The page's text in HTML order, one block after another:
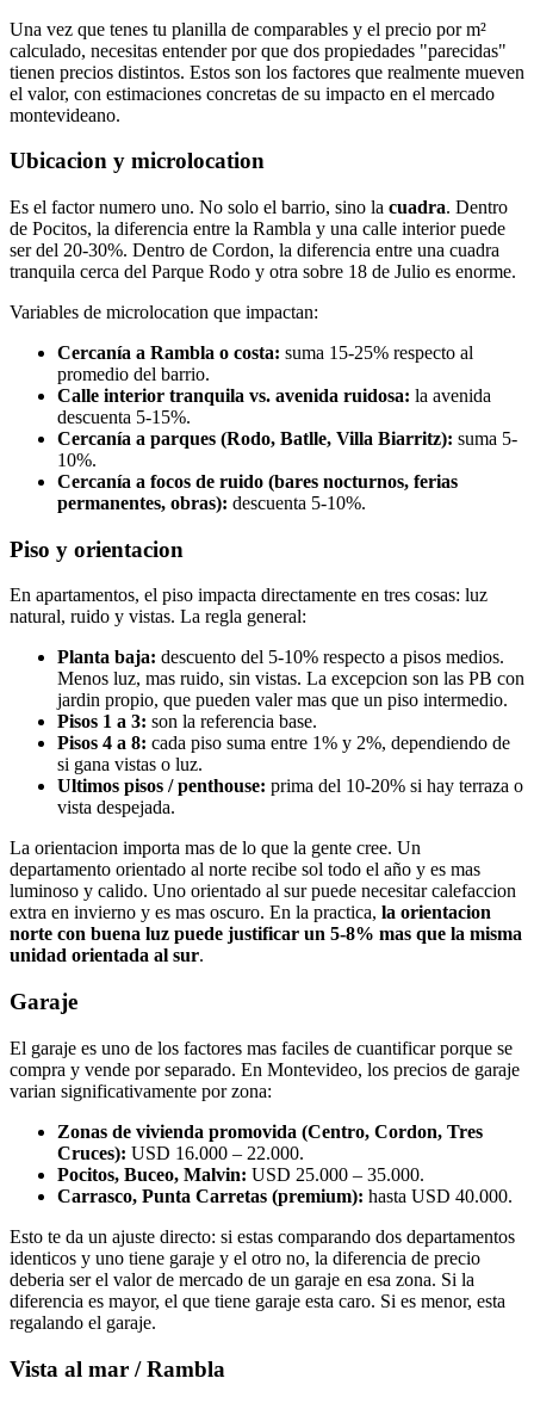
Una vez que tenes tu planilla de comparables y el precio por m²
calculado, necesitas entender por que dos propiedades "parecidas"
tienen precios distintos. Estos son los factores que realmente mueven
el valor, con estimaciones concretas de su impacto en el mercado
montevideano.
Ubicacion y microlocation
Es el factor numero uno. No solo el barrio, sino la cuadra. Dentro
de Pocitos, la diferencia entre la Rambla y una calle interior puede
ser del 20-30%. Dentro de Cordon, la diferencia entre una cuadra
tranquila cerca del Parque Rodo y otra sobre 18 de Julio es enorme.
Variables de microlocation que impactan:
Cercanía a Rambla o costa: suma 15-25% respecto al
promedio del barrio.
Calle interior tranquila vs. avenida ruidosa: la avenida
descuenta 5-15%.
Cercanía a parques (Rodo, Batlle, Villa Biarritz): suma 5-
10%.
Cercanía a focos de ruido (bares nocturnos, ferias
permanentes, obras): descuenta 5-10%.
Piso y orientacion
En apartamentos, el piso impacta directamente en tres cosas: luz
natural, ruido y vistas. La regla general:
Planta baja: descuento del 5-10% respecto a pisos medios.
Menos luz, mas ruido, sin vistas. La excepcion son las PB con
jardin propio, que pueden valer mas que un piso intermedio.
Pisos 1 a 3: son la referencia base.
Pisos 4 a 8: cada piso suma entre 1% y 2%, dependiendo de
si gana vistas o luz.
Ultimos pisos / penthouse: prima del 10-20% si hay terraza o
vista despejada.
La orientacion importa mas de lo que la gente cree. Un
departamento orientado al norte recibe sol todo el año y es mas
luminoso y calido. Uno orientado al sur puede necesitar calefaccion
extra en invierno y es mas oscuro. En la practica, la orientacion
norte con buena luz puede justificar un 5-8% mas que la misma
unidad orientada al sur.
Garaje
El garaje es uno de los factores mas faciles de cuantificar porque se
compra y vende por separado. En Montevideo, los precios de garaje
varian significativamente por zona:
Zonas de vivienda promovida (Centro, Cordon, Tres
Cruces): USD 16.000 – 22.000.
Pocitos, Buceo, Malvin: USD 25.000 – 35.000.
Carrasco, Punta Carretas (premium): hasta USD 40.000.
Esto te da un ajuste directo: si estas comparando dos departamentos
identicos y uno tiene garaje y el otro no, la diferencia de precio
deberia ser el valor de mercado de un garaje en esa zona. Si la
diferencia es mayor, el que tiene garaje esta caro. Si es menor, esta
regalando el garaje.
Vista al mar / Rambla